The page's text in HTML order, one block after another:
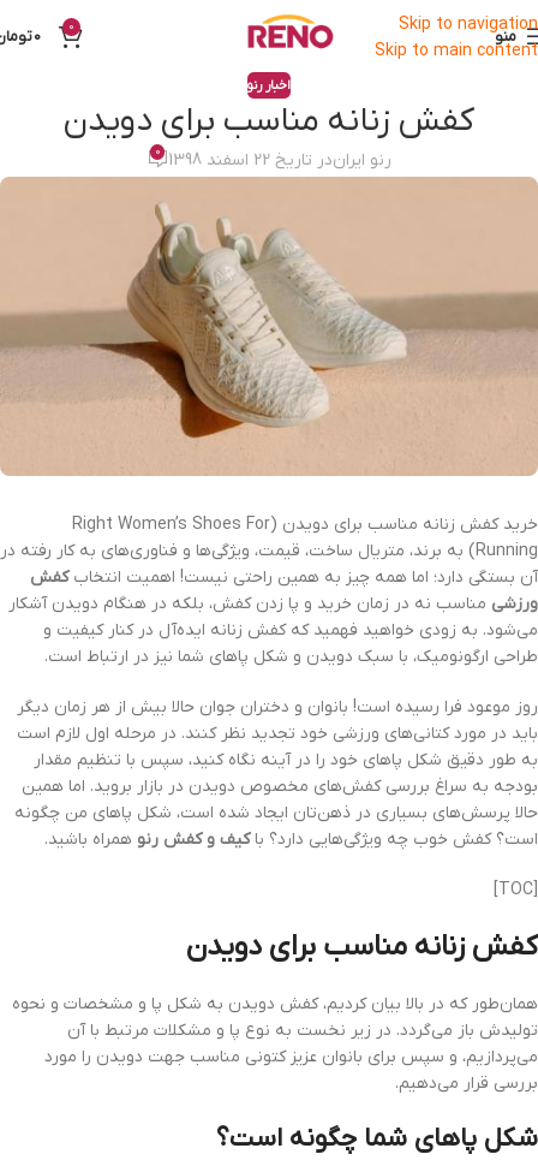
Skip to navigation
Skip to main content
منو 0
0
اخبار رنو
کفش زنانه مناسب برای دویدن
رنو ایراندر تاریخ 22 اسفند 1398 0
خرید کفش زنانه مناسب برای دویدن (Right Women’s Shoes For
Running) به برند، متریال ساخت، قیمت، ویژگی‌ها و فناوری‌های به کار رفته در
آن بستگی دارد؛ اما همه چیز به همین راحتی نیست! اهمیت انتخابکفش
ورزشی مناسب نه در زمان خرید و پا زدن کفش، بلکه در هنگام دویدن آشکار
می‌شود. به زودی خواهید فهمید که کفش زنانه ایده‌آل در کنار کیفیت و
طراحی ارگونومیک، با سبک دویدن و شکل پاهای شما نیز در ارتباط است.
روز موعود فرا رسیده است! بانوان و دختران جوان حالا بیش از هر زمان دیگر
باید در مورد کتانی‌های ورزشی خود تجدید نظر کنند. در مرحله اول لازم است
به طور دقیق شکل پاهای خود را در آینه نگاه کنید، سپس با تنظیم مقدار
بودجه به سراغ بررسی کفش‌های مخصوص دویدن در بازار بروید. اما همین
حالا پرسش‌های بسیاری در ذهن‌تان ایجاد شده است، شکل پاهای من چگونه
است؟ کفش خوب چه ویژگی‌هایی دارد؟ باکیف و کفش رنو همراه باشید.
[TOC]
کفش زنانه مناسب برای دویدن
همان‌طور که در بالا بیان کردیم، کفش دویدن به شکل پا و مشخصات و نحوه
تولیدش باز می‌گردد. در زیر نخست به نوع پا و مشکلات مرتبط با آن
می‌پردازیم، و سپس برای بانوان عزیز کتونی مناسب جهت دویدن را مورد
بررسی قرار می‌دهیم.
شکل پاهای شما چگونه است؟